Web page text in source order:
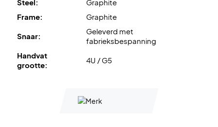
Steel:
Graphite
Frame:
Graphite
Snaar:
Geleverd met
fabrieksbespanning
Handvat
grootte:
4U / G5